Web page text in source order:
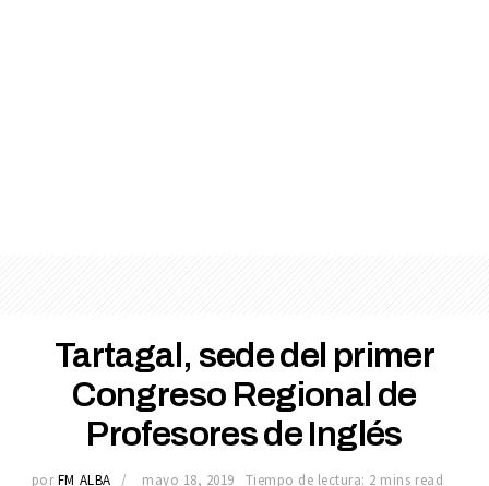
Tartagal, sede del primer
Congreso Regional de
Profesores de Inglés
por FM ALBA mayo 18, 2019 Tiempo de lectura: 2 mins read